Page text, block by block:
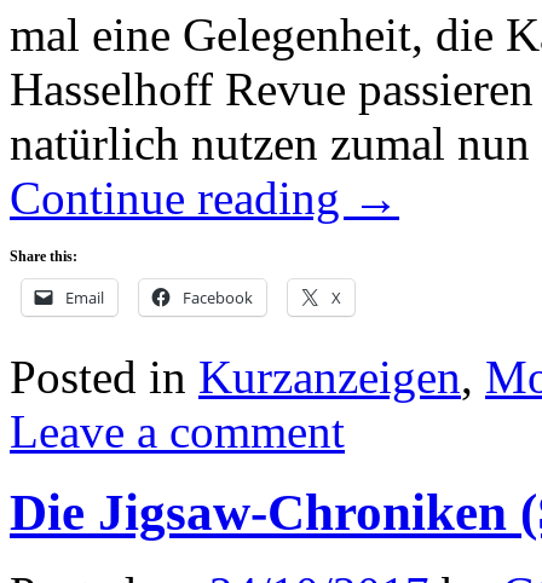
mal eine Gelegenheit, die
Hasselhoff Revue
natürlich nutzen zumal
Continue reading →
Share this:
Email Facebook X
Posted in Kurzanzeigen,
Leave a comment
Die Jigsaw-Chroniken